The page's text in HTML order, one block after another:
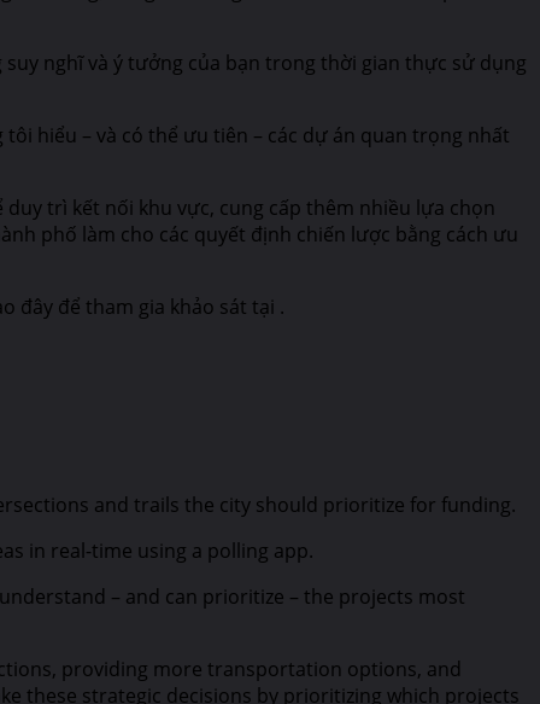
nghĩ và ý tưởng của bạn trong thời gian thực sử dụng
hiểu – và có thể ưu tiên – các dự án quan trọng nhất
trì kết nối khu vực, cung cấp thêm nhiều lựa chọn
phố làm cho các quyết định chiến lược bằng cách ưu
đây để tham gia khảo sát tại .
and trails the city should prioritize for funding.
in real-time using a polling app.
– and can prioritize – the projects most
providing more transportation options, and
these strategic decisions by prioritizing which projects